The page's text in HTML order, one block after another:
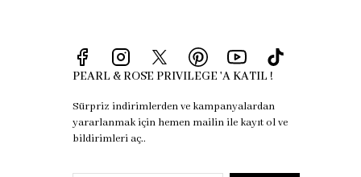
PEARL & ROSE PRIVILEGE 'A KATIL !
Sürpriz indirimlerden ve kampanyalardan
yararlanmak için hemen mailin ile kayıt ol ve
bildirimleri aç..